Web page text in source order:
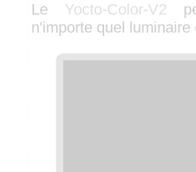
Le Yocto-Color-V2
n'importe quel